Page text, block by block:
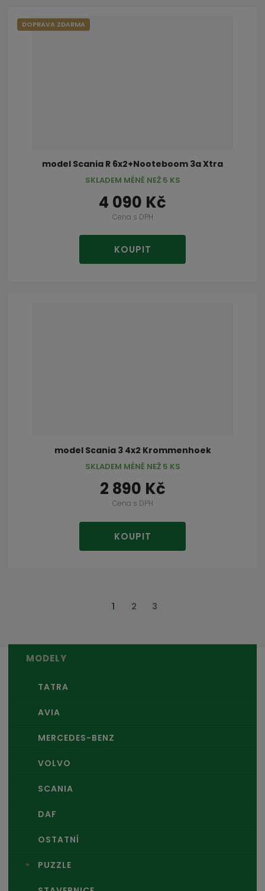
DOPRAVA ZDARMA
model Scania R 6x2+Nooteboom 3a Xtra
4 090 Kč
Cena s DPH
KOUPIT
SKLADEM MÉNĚ NEŽ 5 KS
model Scania 3 4x2 Krommenhoek
2 890 Kč
Cena s DPH
KOUPIT
SKLADEM MÉNĚ NEŽ 5 KS
1 2 3
MODELY
TATRA
AVIA
MERCEDES-BENZ
VOLVO
SCANIA
DAF
OSTATNÍ
PUZZLE